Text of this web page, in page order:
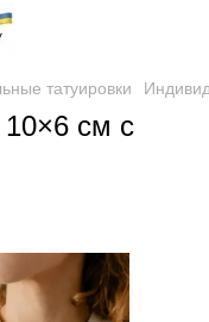
татуировки
10×6 см с